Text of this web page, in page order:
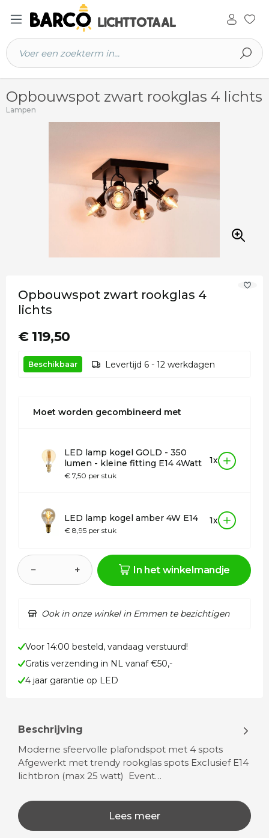
hoofdinhoud
Opbouwspot zwart rookglas 4 lichts
Lampen
Opbouwspot zwart rookglas 4
lichts
€ 119,50
Beschikbaar Levertijd 6 - 12 werkdagen
Moet worden gecombineerd met
LED lamp kogel GOLD - 350
lumen - kleine fitting E14 4Watt
€ 7,50 per stuk
1x
LED lamp kogel amber 4W E14
€ 8,95 per stuk
1x
− + In het winkelmandje
Ook in onze winkel in Emmen te bezichtigen
Voor 14:00 besteld, vandaag verstuurd!
Gratis verzending in NL vanaf €50,-
4 jaar garantie op LED
Beschrijving
Moderne sfeervolle plafondspot met 4 spots
Afgewerkt met trendy rookglas spots Exclusief E14
lichtbron (max 25 watt) Event…
Lees meer